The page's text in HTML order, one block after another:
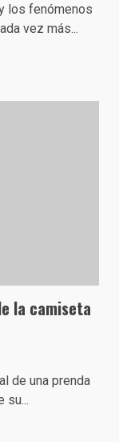
los fenómenos
vez más...
la camiseta
de una prenda
su...